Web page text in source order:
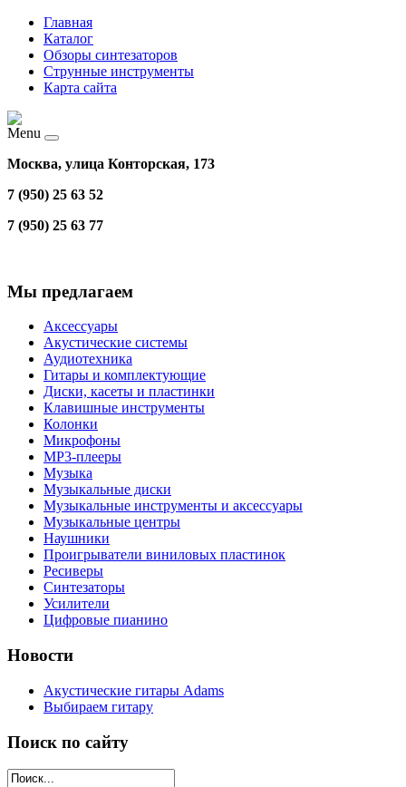
Главная
Каталог
Обзоры синтезаторов
Струнные инструменты
Карта сайта
Menu
Москва, улица Конторская, 173
7 (950) 25 63 52
7 (950) 25 63 77
Мы предлагаем
Аксессуары
Акустические системы
Аудиотехника
Гитары и комплектующие
Диски, касеты и пластинки
Клавишные инструменты
Колонки
Микрофоны
МР3-плееры
Музыка
Музыкальные диски
Музыкальные инструменты и аксессуары
Музыкальные центры
Наушники
Проигрыватели виниловых пластинок
Ресиверы
Синтезаторы
Усилители
Цифровые пианино
Новости
Акустические гитары Adams
Выбираем гитару
Поиск по сайту